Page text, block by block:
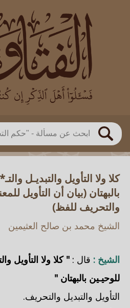
بحث
العالم
بن باز
بن العثيمين
اللجنة الدائمة
كلا ولا التأويل والتبديـل
بالبهتان (بيان أن التأويل
والتحريف للفظ)
الشيخ محمد بن صالح العثيمين
الشيخ : قال : " كلا ولا التأويل
للوحيـين بالبهتان "
التأويل والتبديل والتحريف.